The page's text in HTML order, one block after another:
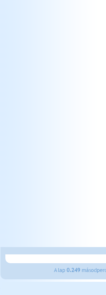
A lap 0.249